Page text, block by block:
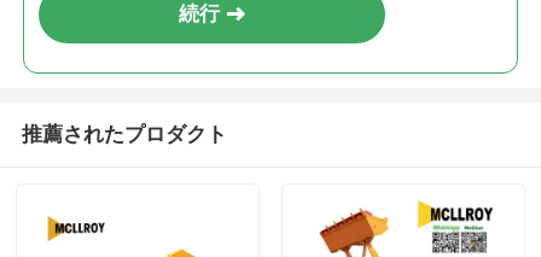
続行
推薦されたプロダクト